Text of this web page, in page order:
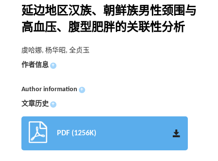
延边地区汉族、朝鲜族男性颈围与
高血压、腹型肥胖的关联性分析
虞哈娜, 杨华昭, 全贞玉
作者信息 +
Author information +
文章历史 +
PDF (1256K)